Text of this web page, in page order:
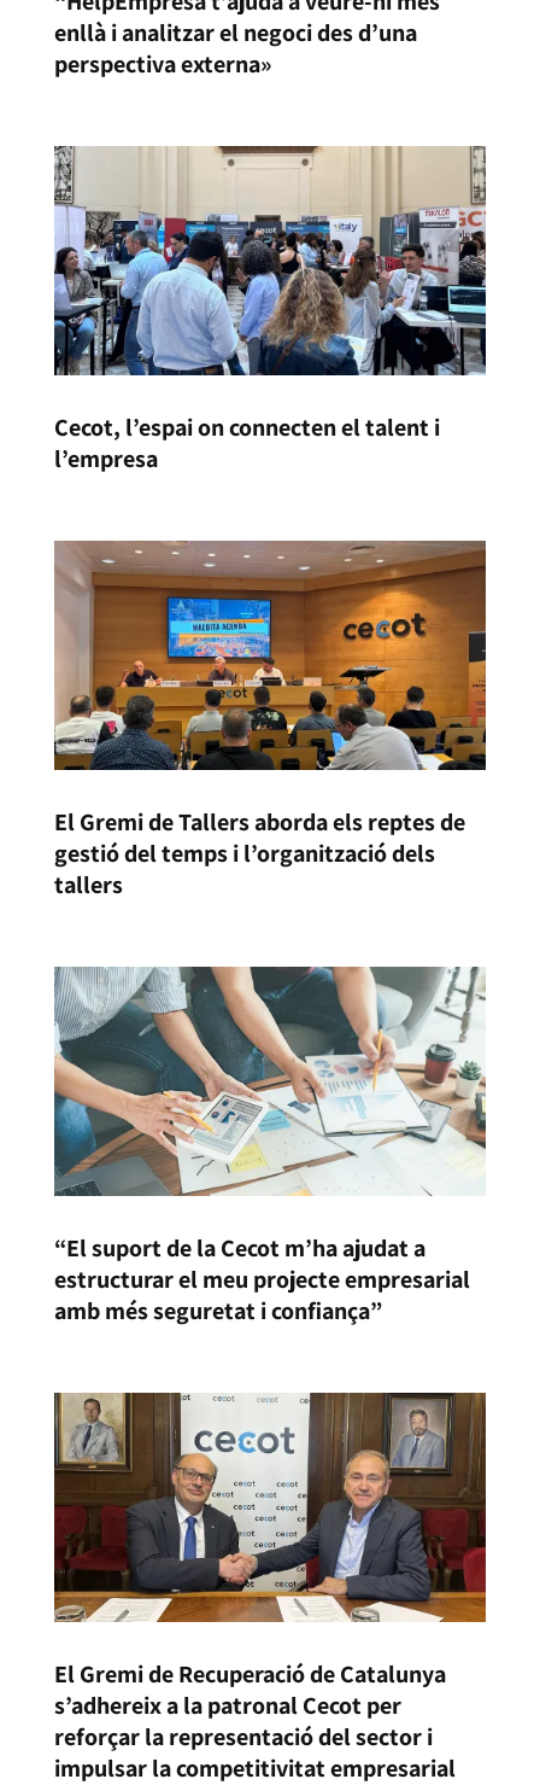
enllà i analitzar el negoci des d’una
perspectiva externa»
Cecot, l’espai on connecten el talent i
l’empresa
El Gremi de Tallers aborda els reptes de
gestió del temps i l’organització dels
tallers
“El suport de la Cecot m’ha ajudat a
estructurar el meu projecte empresarial
amb més seguretat i confiança”
El Gremi de Recuperació de Catalunya
s’adhereix a la patronal Cecot per
reforçar la representació del sector i
impulsar la competitivitat empresarial